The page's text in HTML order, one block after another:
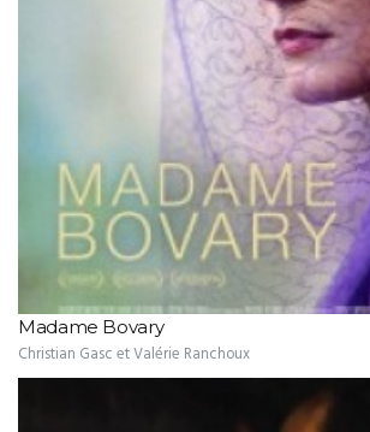
Madame Bovary
Christian Gasc et Valérie Ranchoux